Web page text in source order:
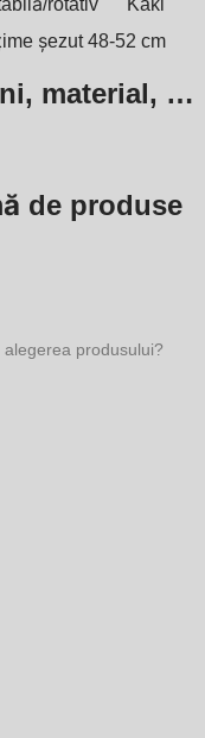
șezut 48-52 cm
material, …
de produse
produsului?